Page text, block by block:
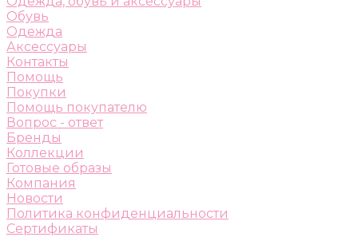
Обувь
Одежда
Аксессуары
Контакты
Помощь
Покупки
Помощь покупателю
Вопрос - ответ
Бренды
Коллекции
Готовые образы
Компания
Новости
Политика конфиденциальности
Сертификаты